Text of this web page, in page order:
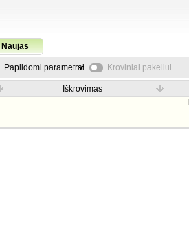
Naujas
Papildomi parametrai Kroviniai pakeliui
Iškrovimas